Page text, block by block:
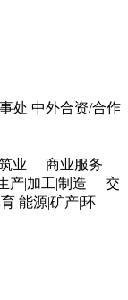
处 中外合资/合作
业
商业服务
产|加工|制造
交
能源|矿产|环